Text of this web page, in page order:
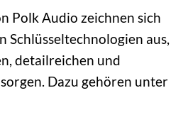
Polk Audio zeichnen sich
Schlüsseltechnologien aus,
detailreichen und
Dazu gehören unter